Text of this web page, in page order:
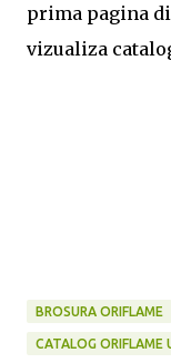
prima pagina
vizualiza
BROSURA ORIFLAME
CATALOG ORIFLAME